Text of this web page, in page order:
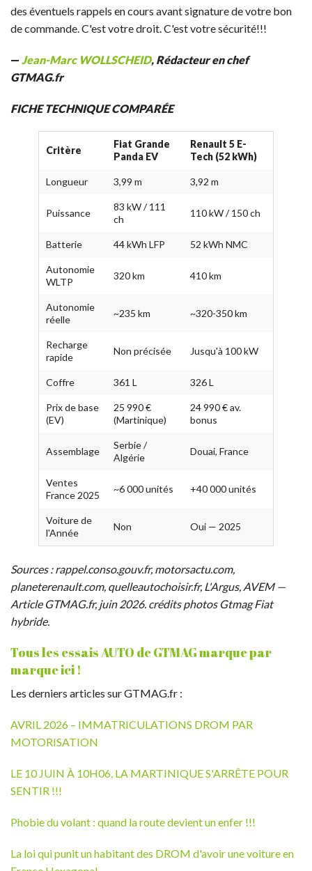
des éventuels rappels en cours avant signature de votre bon
de commande. C'est votre droit. C'est votre sécurité!!!
— Jean-Marc WOLLSCHEID, Rédacteur en chef
GTMAG.fr
FICHE TECHNIQUE COMPARÉE
Critère
Fiat Grande
Panda EV
Renault 5 E-
Tech (52 kWh)
Longueur 3,99 m 3,92 m
Puissance
83 kW / 111
ch
110 kW / 150 ch
Batterie 44 kWh LFP 52 kWh NMC
Autonomie
WLTP
320 km 410 km
Autonomie
réelle
~235 km ~320-350 km
Recharge
rapide
Non précisée Jusqu'à 100 kW
Coffre 361 L 326 L
Prix de base
(EV)
25 990 €
(Martinique)
24 990 € av.
bonus
Assemblage
Serbie /
Algérie
Douai, France
Ventes
France 2025
~6 000 unités +40 000 unités
Voiture de
l'Année
Non Oui — 2025
Sources : rappel.conso.gouv.fr, motorsactu.com,
planeterenault.com, quelleautochoisir.fr, L'Argus, AVEM —
Article GTMAG.fr, juin 2026. crédits photos Gtmag Fiat
hybride.
Tous les essais AUTO de GTMAG marque par
marque ici !
Les derniers articles sur GTMAG.fr :
AVRIL 2026 – IMMATRICULATIONS DROM PAR
MOTORISATION
LE 10 JUIN À 10H06, LA MARTINIQUE S'ARRÊTE POUR
SENTIR !!!
Phobie du volant : quand la route devient un enfer !!!
La loi qui punit un habitant des DROM d'avoir une voiture en